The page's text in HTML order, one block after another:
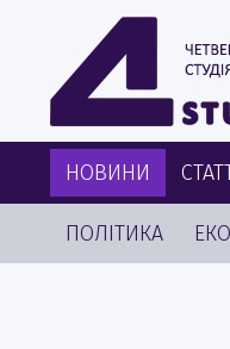
НОВИНИ
ПОЛІТИКА